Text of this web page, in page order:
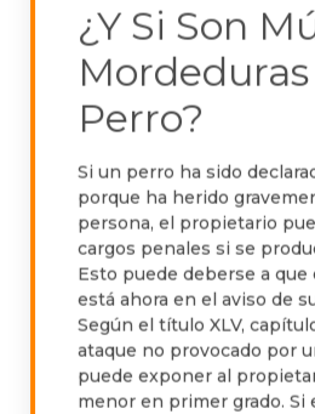
¿Y Si Son
Perro?
Si un perro ha sido
porque ha herido
persona, el propietario
cargos penales si se
Esto puede deberse a
está ahora en el aviso de
Según el título XLV,
ataque no provocado por
puede exponer al
menor en primer grado. Si